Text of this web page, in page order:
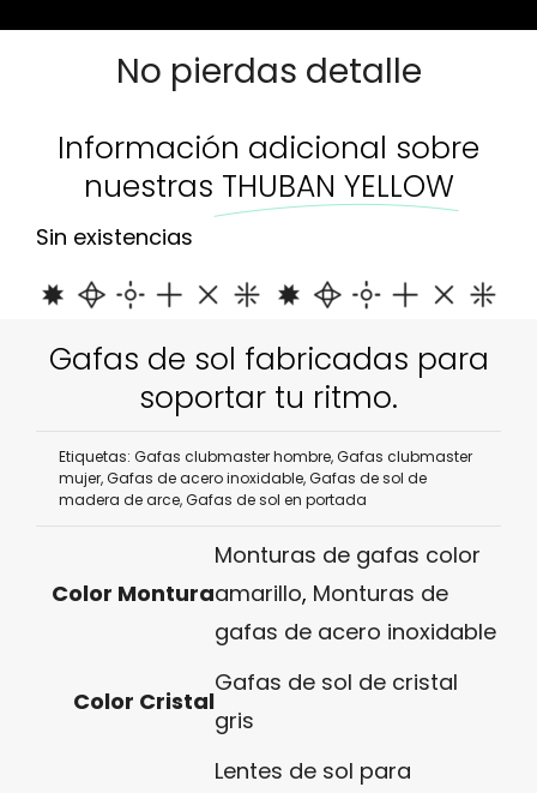
No pierdas detalle
Información adicional sobre
nuestras THUBAN YELLOW
Sin existencias
Gafas de sol fabricadas para
soportar tu ritmo.
Etiquetas:Gafas clubmaster hombre,Gafas clubmaster
mujer,Gafas de acero inoxidable,Gafas de sol de
madera de arce,Gafas de sol en portada
Color Montura
Monturas de gafas color
amarillo, Monturas de
gafas de acero inoxidable
Color Cristal
Gafas de sol de cristal
gris
Lentes de sol para